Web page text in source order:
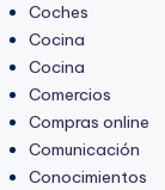
Coches
Cocina
Cocina
Comercios
Compras online
Comunicación
Conocimientos